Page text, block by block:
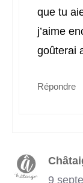
que tu
j’aime
goûterai
Répondre
9